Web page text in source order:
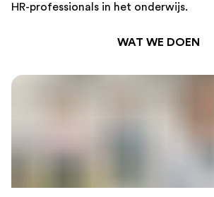
HR-professionals in het onderwijs.
WAT WE DOEN